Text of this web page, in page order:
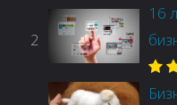
2
16